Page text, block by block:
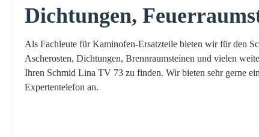
Dichtungen,
Als Fachleute für Kaminofen-Ersatzteile bieten wir für den
Ascherosten, Dichtungen, Brennraumsteinen und vielen
Ihren Schmid Lina TV 73 zu finden. Wir bieten sehr gerne
Expertentelefon an.